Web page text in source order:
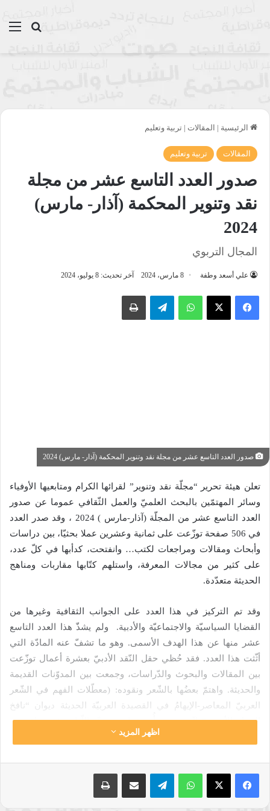
بحث
الرئيسية | المقالات | تربية وتعليم
المقالات تربية وتعليم
صدور العدد التاسع عشر من مجلة
نقد وتنوير المحكمة (آذار- مارس)
2024
المجال التربوي
علي أسعد وطفة 8 مارس، 2024 آخر تحديث: 8 يوليو، 2024
واتساب تيلقرام طباعة
صدور العدد التاسع عشر من مجلة نقد وتنوير المحكمة (آذار- مارس) 2024
تعلن هيئة تحرير “مجلّة نقد وتنوير” لقرائها الكرام ومتابعيها الأوفياء
وسائر المهتمّين بالبحث العلميّ والعمل الثّقافي عموما عن صدور
العدد التاسع عشر من المجلّة (آذار-مارس ) 2024 ، وقد صدر العدد
في 506 صفحة توزّعت على ثمانية وعشرين عملا بحثيّا، بين دراسات
وأبحاث ومقالات ومراجعات لكتب… وانفتحت، كدأبها في كلّ عدد،
على كثير من مجالات المعرفة، واستلهم كتّابها مقاربات ومناهج
الحديثة متعدّدة.
وقد تم التركيز في هذا العدد على الجوانب الثقافية وغيرها من
القضايا السياسيّة والاجتماعيّة والأدبية. ولم يشذّ هذا العدد التاسع
عشر منها عن هذا الهدف الأسمى. وهو ما تشفّ عنه المادّة التي
أثّثت هذا العدد. فقد حُظي حقل النّقد الأدبيّ بعشرة أعمال توزّعت
بين المقالات والبحوث والدّراسات، وجمعت بين المدوّنات القديمة
والحديثة. واهتمّ بعضُها بالشّعر ونقوده: (معطّلات الفهم في الشّعر
العربيّ المعاصر-الإيهامُ في القصيدة العربيّة الحديثة ديوان “نافخ
الزجاج الأعمى” لآدم فتحي أُنموذجا – شعريّة اللّباس في نماذج من
الشّعر الهزليّ العربيّ القديم)، وانصرف بعضها الآخر إلبى النّقد
بين البحث عن الهويّة وتخريبها: قراءة تأويليّة في رواية طرشقانة
لمسعودة بوبكر -لمحة عن مظاهر التّسامح والتطرّف بين المكوّنات
اظهر المزيد
واتساب تيلقرام مشاركة عبر البريد طباعة